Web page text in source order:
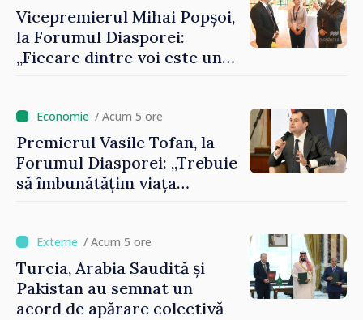
Vicepremierul Mihai Popșoi,
la Forumul Diasporei:
„Fiecare dintre voi este un
imaginii Republicii Moldova”
/ Acum 5 ore
Premierul Vasile Tofan, la
Forumul Diasporei: „Trebuie
să îmbunătățim viața
/ Acum 5 ore
Turcia, Arabia Saudită și
Pakistan au semnat un
acord de apărare colectivă